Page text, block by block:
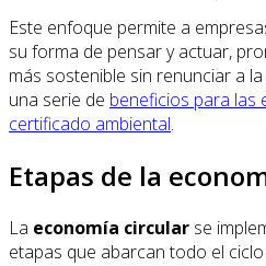
Este enfoque permite a
su forma de pensar y actuar,
más sostenible sin renunciar a
una serie de beneficios para las
certificado ambiental.
Etapas de la
La economía circular se
etapas que abarcan todo el